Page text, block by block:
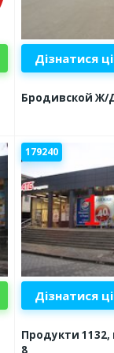
Дізнатися
Бродивской Ж/
179240
Дізнатися
Продукти 1132,
8